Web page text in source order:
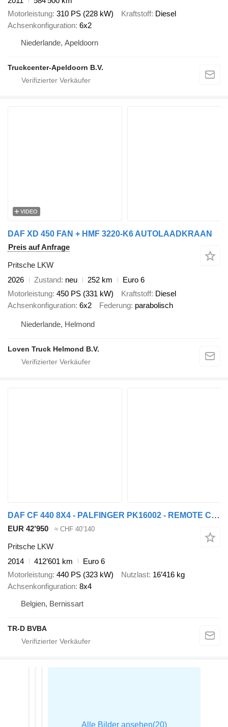
Motorleistung 310 PS (228 kW) Kraftstoff Diesel
Achsenkonfiguration 6x2
Niederlande, Apeldoorn
Truckcenter-Apeldoorn B.V.
VIDEO
DAF XD 450 FAN + HMF 3220-K6 AUTOLAADKRAAN
Preis auf Anfrage
Pritsche LKW
2026
Zustand neu 252 km
Euro 6
Motorleistung 450 PS (331 kW) Kraftstoff Diesel
Achsenkonfiguration 6x2 Federung parabolisch
Niederlande, Helmond
Loven Truck Helmond B.V.
DAF CF 440 8X4 - PALFINGER PK16002 - REMOTE CONTROL
EUR 42’950 ≈ CHF 40’140
Pritsche LKW
2014
412’601 km
Euro 6
Motorleistung 440 PS (323 kW) Nutzlast 16’416 kg
Achsenkonfiguration 8x4
Belgien, Bernissart
TR-D BVBA